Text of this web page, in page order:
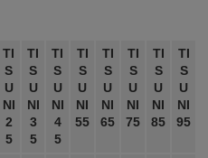
TI
S
U
NI
2
5
TI
S
U
NI
3
5
TI
S
U
NI
4
5
TI
S
U
NI
55
TI
S
U
NI
65
TI
S
U
NI
75
TI
S
U
NI
85
TI
S
U
NI
95